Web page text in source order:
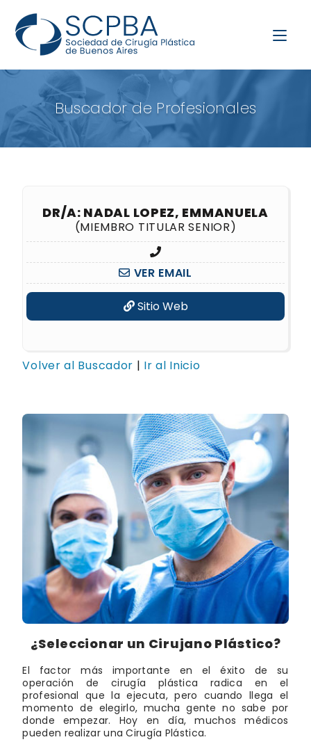
Buscador de Profesionales
DR/A: NADAL LOPEZ, EMMANUELA
(MIEMBRO TITULAR SENIOR)
VER EMAIL
Sitio Web
Volver al Buscador | Ir al Inicio
¿Seleccionar un Cirujano Plástico?
El factor más importante en el éxito de su
operación de cirugía plástica radica en el
profesional que la ejecuta, pero cuando llega el
momento de elegirlo, mucha gente no sabe por
donde empezar. Hoy en día, muchos médicos
pueden realizar una Cirugía Plástica.